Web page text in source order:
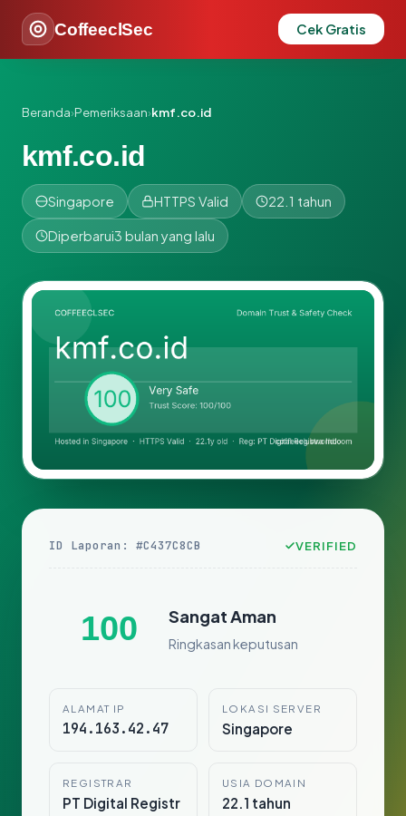
CoffeeclSec Cek Gratis
Beranda›Pemeriksaan›kmf.co.id
kmf.co.id
Singapore HTTPS Valid 22.1 tahun
Diperbarui3 bulan yang lalu
ID Laporan: #C437C8CB VERIFIED
100 Sangat Aman
Ringkasan keputusan
ALAMAT IP
194.163.42.47
LOKASI SERVER
Singapore
REGISTRAR
PT Digital Registr
USIA DOMAIN
22.1 tahun